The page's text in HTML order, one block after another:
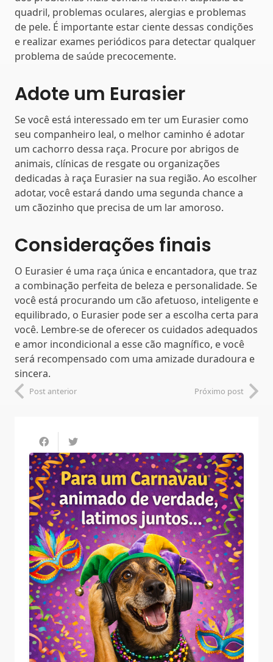
quadril, problemas oculares, alergias e problemas
de pele. É importante estar ciente dessas condições
e realizar exames periódicos para detectar qualquer
problema de saúde precocemente.
Adote um Eurasier
Se você está interessado em ter um Eurasier como
seu companheiro leal, o melhor caminho é adotar
um cachorro dessa raça. Procure por abrigos de
animais, clínicas de resgate ou organizações
dedicadas à raça Eurasier na sua região. Ao escolher
adotar, você estará dando uma segunda chance a
um cãozinho que precisa de um lar amoroso.
Considerações finais
O Eurasier é uma raça única e encantadora, que traz
a combinação perfeita de beleza e personalidade. Se
você está procurando um cão afetuoso, inteligente e
equilibrado, o Eurasier pode ser a escolha certa para
você. Lembre-se de oferecer os cuidados adequados
e amor incondicional a esse cão magnífico, e você
será recompensado com uma amizade duradoura e
sincera.
Post anterior Próximo post